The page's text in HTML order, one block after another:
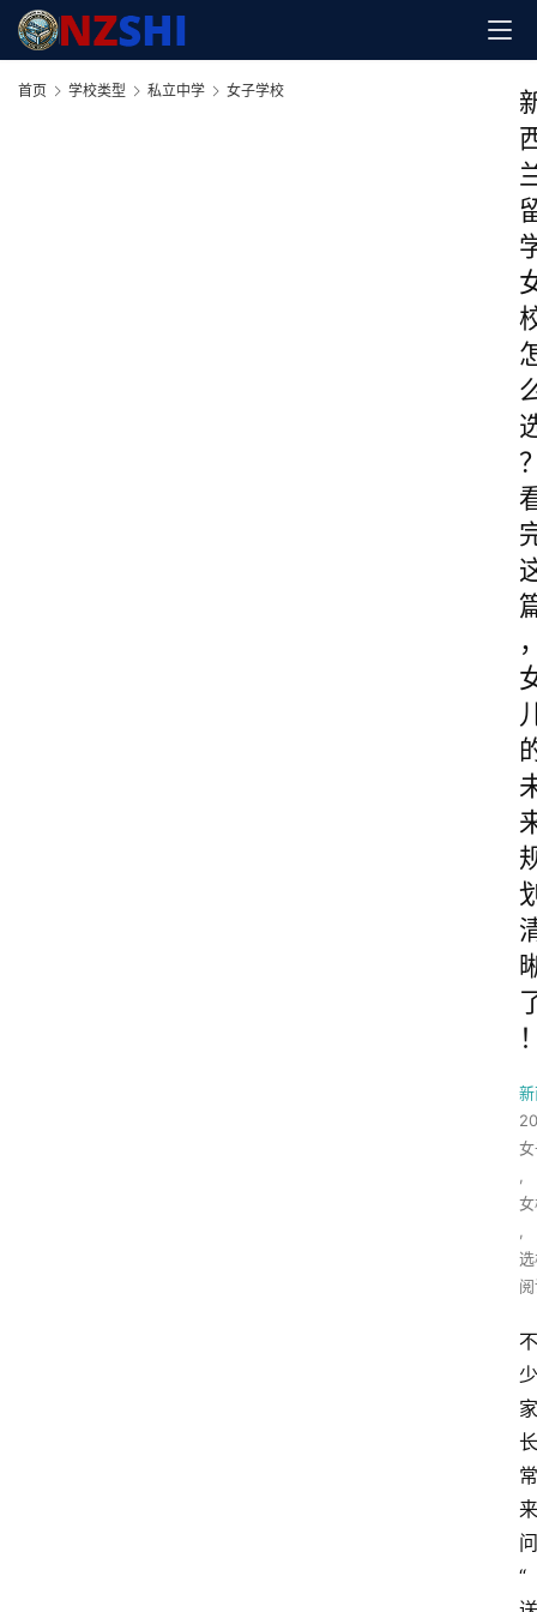
首页 学校类型 私立中学 女子学校
,
,
不
少
家
长
常
来
问
“